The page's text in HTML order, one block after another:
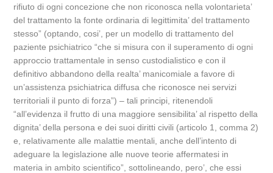
rifiuto di ogni concezione che non riconosca nella volontarieta’
del trattamento la fonte ordinaria di legittimita’ del trattamento
stesso” (optando, cosi’, per un modello di trattamento del
paziente psichiatrico “che si misura con il superamento di ogni
approccio trattamentale in senso custodialistico e con il
definitivo abbandono della realta’ manicomiale a favore di
un’assistenza psichiatrica diffusa che riconosce nei servizi
territoriali il punto di forza”) – tali principi, ritenendoli
“all’evidenza il frutto di una maggiore sensibilita’ al rispetto della
dignita’ della persona e dei suoi diritti civili (articolo 1, comma 2)
e, relativamente alle malattie mentali, anche dell’intento di
adeguare la legislazione alle nuove teorie affermatesi in
materia in ambito scientifico”, sottolineando, pero’, che essi